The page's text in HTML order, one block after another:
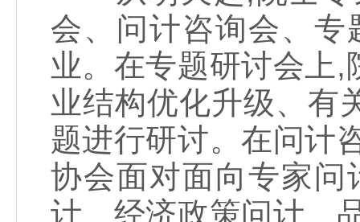
会、问计咨询会、
业。在专题研讨会上
业结构优化升级、有
题进行研讨。在问计
协会面对面向专家
计、经济政策问计、